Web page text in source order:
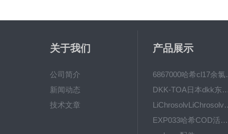
关于我们
公司简介
新闻动态
技术文章
产品展示
6867000
DKK-TOA日本dkk东亚电
EXP033哈希COD活塞泵价格 EXP033